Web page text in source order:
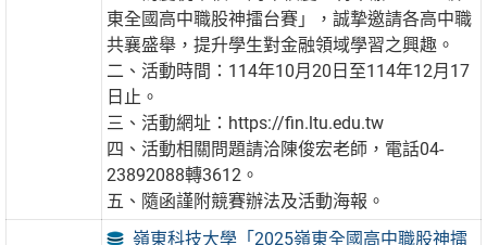
東全國高中職股神擂台賽」，誠摯邀請各高中職
共襄盛舉，提升學生對金融領域學習之興趣。
二、活動時間：114年10月20日至114年12月17
日止。
三、活動網址：https://fin.ltu.edu.tw
四、活動相關問題請洽陳俊宏老師，電話04-
23892088轉3612。
五、隨函謹附競賽辦法及活動海報。
嶺東科技大學「2025嶺東全國高中職股神擂